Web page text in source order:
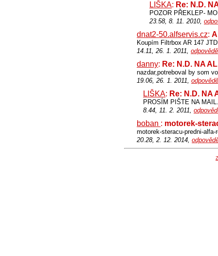
LIŠKA: Re: N.D.
POZOR PŘEKLEP-
23.58, 8. 11. 2010,
dnat2-50.alfservis.cz:
Koupím Filtrbox AR 147 JTD
14.11, 26. 1. 2011,
danny: Re: N.D. NA
nazdar,potreboval by som
19.06, 26. 1. 2011,
LIŠKA: Re: N.D. NA
PROSÍM PIŠTE NA
8.44, 11. 2. 2011,
boban : motorek-
motorek-steracu-predni-
20.28, 2. 12. 2014,